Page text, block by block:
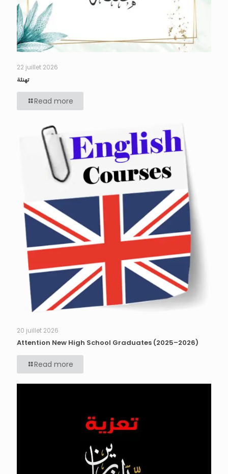
22 juillet 2026
تهنئة
Read more
20 juillet 2026
Attention New High School Graduates (2025–2026)
Read more